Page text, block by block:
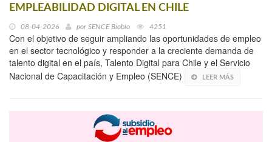
EMPLEABILIDAD DIGITAL EN CHILE
08-04-2026 por SENCE Biobío 4251
Con el objetivo de seguir ampliando las oportunidades de empleo
en el sector tecnológico y responder a la creciente demanda de
talento digital en el país, Talento Digital para Chile y el Servicio
Nacional de Capacitación y Empleo (SENCE)
LEER MÁS